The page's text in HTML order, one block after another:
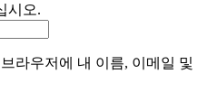
시오.
라우저에 내 이름, 이메일 및